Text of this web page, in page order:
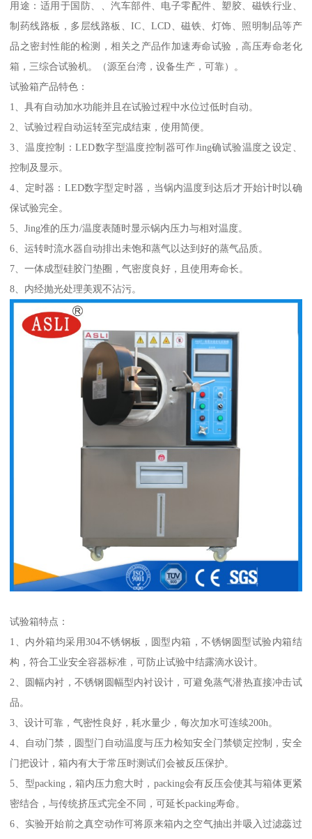
用途：适用于国防、、汽车部件、电子零配件、塑胶、磁铁行业、
制药线路板，多层线路板、IC、LCD、磁铁、灯饰、照明制品等产
品之密封性能的检测，相关之产品作加速寿命试验，高压寿命老化
箱，三综合试验机。（源至台湾，设备生产，可靠）。
试验箱产品特色：
1、具有自动加水功能并且在试验过程中水位过低时自动。
2、试验过程自动运转至完成结束，使用简便。
3、温度控制：LED数字型温度控制器可作Jing确试验温度之设定、
控制及显示。
4、定时器：LED数字型定时器，当锅内温度到达后才开始计时以确
保试验完全。
5、Jing准的压力/温度表随时显示锅内压力与相对温度。
6、运转时流水器自动排出未饱和蒸气以达到好的蒸气品质。
7、一体成型硅胶门垫圈，气密度良好，且使用寿命长。
8、内经抛光处理美观不沾污。
试验箱特点：
1、内外箱均采用304不锈钢板，圆型内箱，不锈钢圆型试验内箱结
构，符合工业安全容器标准，可防止试验中结露滴水设计。
2、圆幅内衬，不锈钢圆幅型内衬设计，可避免蒸气潜热直接冲击试
品。
3、设计可靠，气密性良好，耗水量少，每次加水可连续200h。
4、自动门禁，圆型门自动温度与压力检知安全门禁锁定控制，安全
门把设计，箱内有大于常压时测试们会被反压保护。
5、型packing，箱内压力愈大时，packing会有反压会使其与箱体更紧
密结合，与传统挤压式完全不同，可延长packing寿命。
6、实验开始前之真空动作可将原来箱内之空气抽出并吸入过滤蕊过